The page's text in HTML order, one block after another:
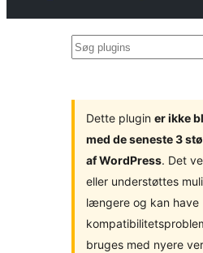
Søg
Dette plugin er ikke
med de seneste 3
af WordPress. Det
eller understøttes
længere og kan have
bruges med nyere